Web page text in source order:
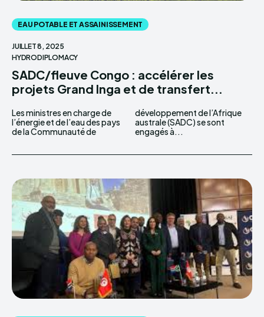
EAU POTABLE ET ASSAINISSEMENT
JUILLET 8, 2025
HYDRODIPLOMACY
SADC/fleuve Congo : accélérer les
projets Grand Inga et de transfert...
Les ministres en charge de
l’énergie et de l’eau des pays
de la Communauté de
développement de l’Afrique
australe (SADC) se sont
engagés à...